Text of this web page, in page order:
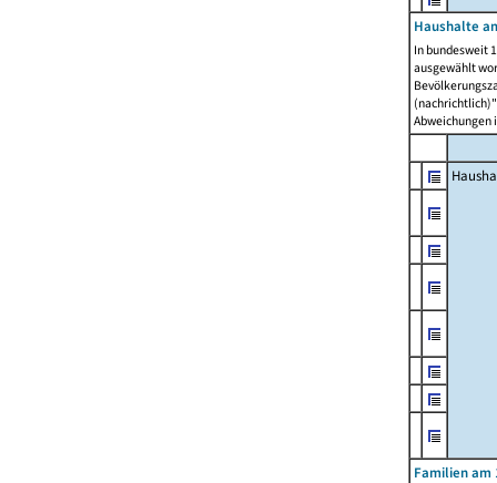
Haushalte
In bundesweit
ausgewählt
Abweichungen
Familien am